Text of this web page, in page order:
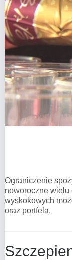
Ograniczenie
noworoczne
wyskokowych
oraz portfela.